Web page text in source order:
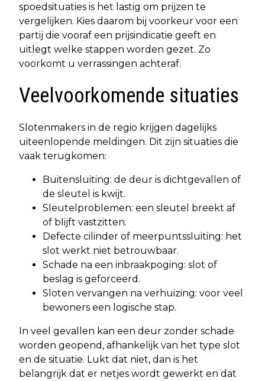
spoedsituaties is het lastig om prijzen te
vergelijken. Kies daarom bij voorkeur voor een
partij die vooraf een prijsindicatie geeft en
uitlegt welke stappen worden gezet. Zo
voorkomt u verrassingen achteraf.
Veelvoorkomende situaties
Slotenmakers in de regio krijgen dagelijks
uiteenlopende meldingen. Dit zijn situaties die
vaak terugkomen:
Buitensluiting: de deur is dichtgevallen of
de sleutel is kwijt.
Sleutelproblemen: een sleutel breekt af
of blijft vastzitten.
Defecte cilinder of meerpuntssluiting: het
slot werkt niet betrouwbaar.
Schade na een inbraakpoging: slot of
beslag is geforceerd.
Sloten vervangen na verhuizing: voor veel
bewoners een logische stap.
In veel gevallen kan een deur zonder schade
worden geopend, afhankelijk van het type slot
en de situatie. Lukt dat niet, dan is het
belangrijk dat er netjes wordt gewerkt en dat